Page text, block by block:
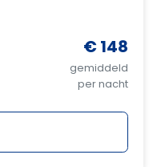
€ 148
gemiddeld
per nacht